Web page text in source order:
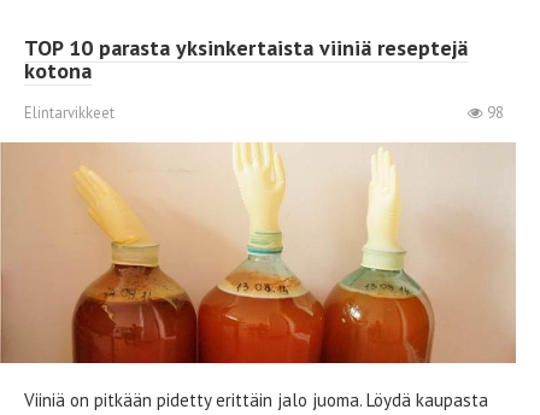
TOP 10 parasta yksinkertaista viiniä reseptejä
kotona
Elintarvikkeet 98
Viiniä on pitkään pidetty erittäin jalo juoma. Löydä kaupasta